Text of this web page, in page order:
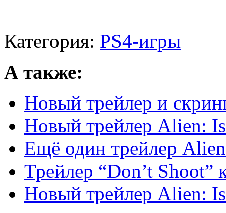
Категория: PS4-игры
А также:
Новый трейлер и
Новый трейлер Alien:
Ещё один трейлер
Трейлер “Don’t
Новый трейлер Alien: